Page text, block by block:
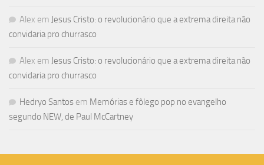
Alex em Jesus Cristo: o revolucionário que a extrema direita não
convidaria pro churrasco
Alex em Jesus Cristo: o revolucionário que a extrema direita não
convidaria pro churrasco
Hedryo Santos em Memórias e fôlego pop no evangelho
segundo NEW, de Paul McCartney